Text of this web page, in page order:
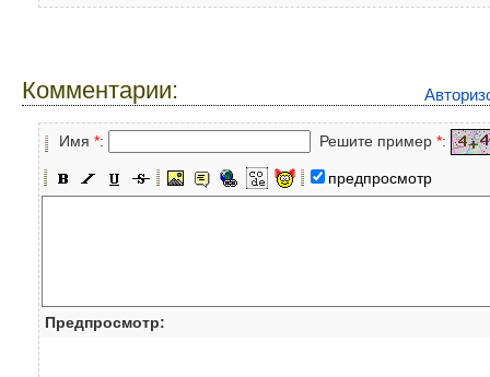
Комментарии:
Имя *: Решите пример *:
предпросмотр
Предпросмотр: